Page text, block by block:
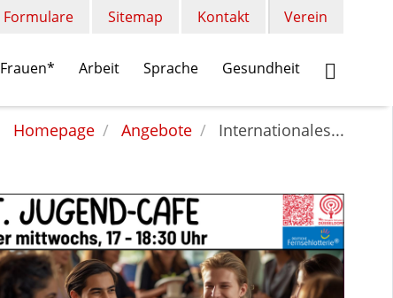
Formulare Sitemap Kontakt Verein
Frauen* Arbeit Sprache Gesundheit
Homepage Angebote Internationales...